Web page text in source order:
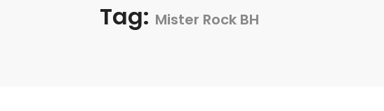
Tag: Mister Rock BH